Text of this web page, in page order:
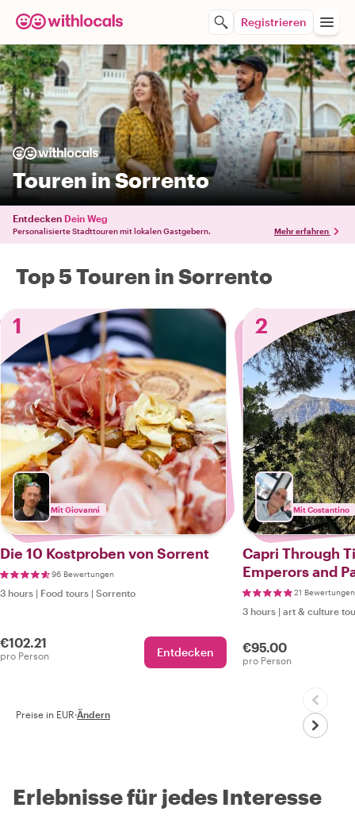
Registrieren
Touren in Sorrento
Entdecken Dein Weg
Personalisierte Stadttouren mit lokalen Gastgebern. Mehr erfahren
Top 5 Touren in Sorrento
1
Mit Giovanni
Die 10 Kostproben von Sorrent
96 Bewertungen
3 hours | Food tours | Sorrento
€102.21
pro Person Entdecken
2
Mit Costantino
Capri Through
Emperors and
21 Bewertungen
3 hours | art & culture
€95.00
pro Person
Preise in EUR·Ändern
Erlebnisse für jedes Interesse